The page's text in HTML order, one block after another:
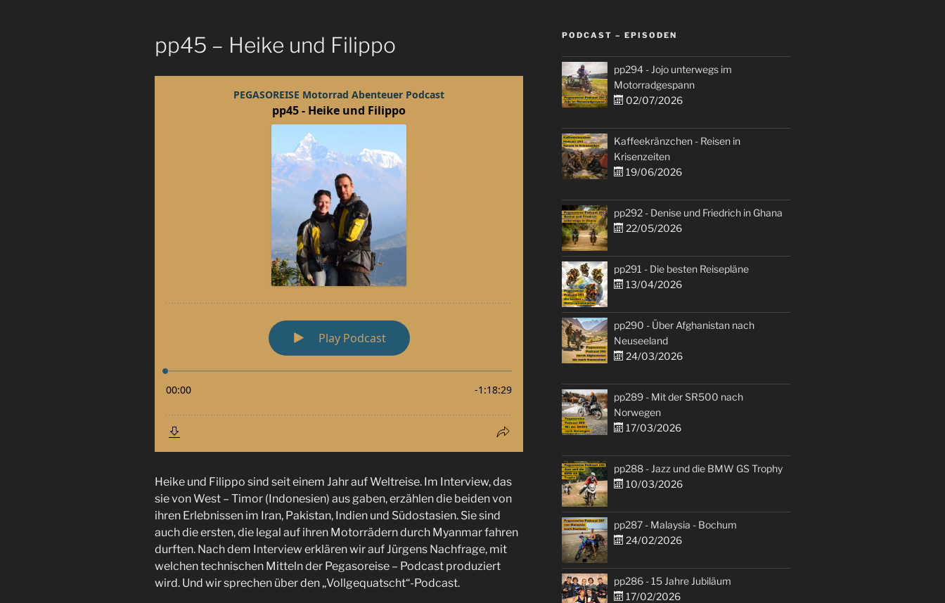
pp45 – Heike und Filippo
Heike und Filippo sind seit einem Jahr auf Weltreise. Im Interview, das
sie von West – Timor (Indonesien) aus gaben, erzählen die beiden von
ihren Erlebnissen im Iran, Pakistan, Indien und Südostasien. Sie sind
auch die ersten, die legal auf ihren Motorrädern durch Myanmar fahren
durften. Nach dem Interview erklären wir auf Jürgens Nachfrage, mit
welchen technischen Mitteln der Pegasoreise – Podcast produziert
wird. Und wir sprechen über den „Vollgequatscht“-Podcast.
PODCAST – EPISODEN
pp294 - Jojo unterwegs im
Motorradgespann
02/07/2026
Kaffeekränzchen - Reisen in
Krisenzeiten
19/06/2026
pp292 - Denise und Friedrich in Ghana
22/05/2026
pp291 - Die besten Reisepläne
13/04/2026
pp290 - Über Afghanistan nach
Neuseeland
24/03/2026
pp289 - Mit der SR500 nach
Norwegen
17/03/2026
pp288 - Jazz und die BMW GS Trophy
10/03/2026
pp287 - Malaysia - Bochum
24/02/2026
pp286 - 15 Jahre Jubiläum
17/02/2026